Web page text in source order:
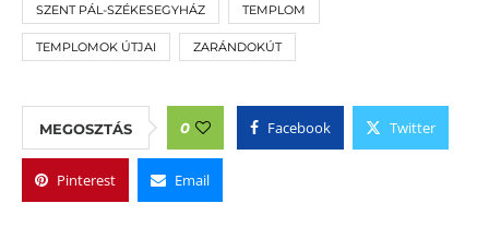
SZENT PÁL-SZÉKESEGYHÁZ TEMPLOM
TEMPLOMOK ÚTJAI ZARÁNDOKÚT
MEGOSZTÁS 0 Facebook Twitter
Pinterest Email